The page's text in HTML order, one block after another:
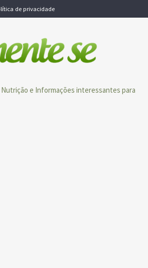
de privacidade
e Informações interessantes para